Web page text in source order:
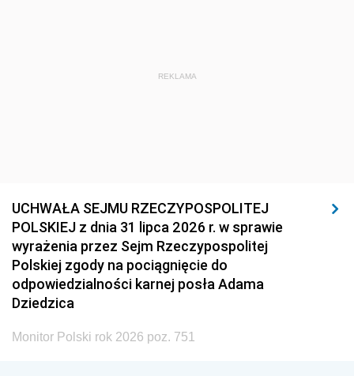
REKLAMA
UCHWAŁA SEJMU RZECZYPOSPOLITEJ
POLSKIEJ z dnia 31 lipca 2026 r. w sprawie
wyrażenia przez Sejm Rzeczypospolitej
Polskiej zgody na pociągnięcie do
odpowiedzialności karnej posła Adama
Dziedzica
Monitor Polski rok 2026 poz. 751